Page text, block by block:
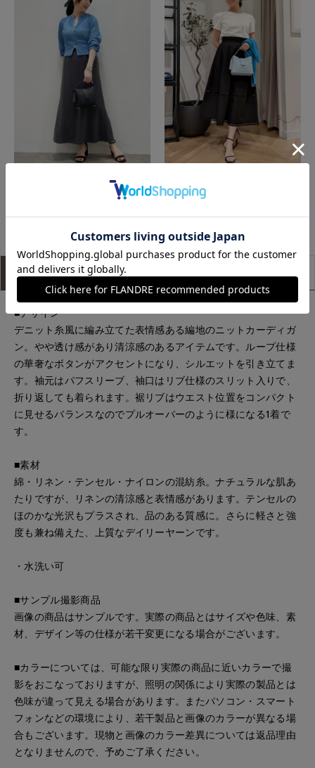
アイテム説明
■デザイン
デニット糸風に編み立てた表情感ある編地のニットカーディガ
ン。やや透け感があり清涼感のあるアイテムです。ループ仕様
の華奢なボタンがアクセントになり、シルエットを引き立てま
す。袖元はパフスリーブ、袖口はリブ仕様のスリット入りで、
折り返しても着られます。裾リブはウエスト位置をコンパクト
に見せるバランスなのでプルオーバーのように様になる1着で
す。
■素材
綿・リネン・テンセル・ナイロンの混紡糸。ナチュラルな肌あ
たりですが、リネンの清涼感と表情感があります。テンセルの
ほのかな光沢もプラスされ、品のある質感に。さらに軽さと強
度も兼ね備えた、上質なデイリーヤーンです。
・水洗い可
■サンプル撮影商品
画像の商品はサンプルです。実際の商品とはサイズや色味、素
材、デザイン等の仕様が若干変更になる場合がございます。
■カラーについては、可能な限り実際の商品に近いカラーで撮
影をおこなっておりますが、照明の関係により実際の製品とは
色味が違って見える場合があります。またパソコン・スマート
フォンなどの環境により、若干製品と画像のカラーが異なる場
合もございます。現物と画像のカラー差異については返品理由
となりませんので、予めご了承ください。